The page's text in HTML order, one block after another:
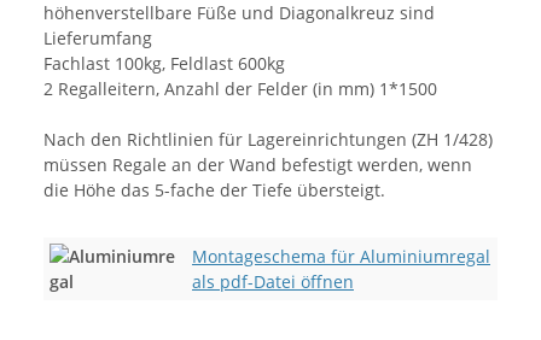
höhenverstellbare Füße und Diagonalkreuz sind
Lieferumfang
Fachlast 100kg, Feldlast 600kg
2 Regalleitern, Anzahl der Felder (in mm) 1*1500
Nach den Richtlinien für Lagereinrichtungen (ZH 1/428)
müssen Regale an der Wand befestigt werden, wenn
die Höhe das 5-fache der Tiefe übersteigt.
Montageschema für Aluminiumregal
als pdf-Datei öffnen